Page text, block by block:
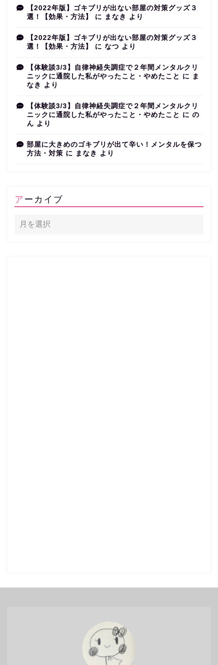
【2022年版】ゴキブリが出ない部屋の対策グッズ３
選！【効果・方法】
に まなき より
【2022年版】ゴキブリが出ない部屋の対策グッズ３
選！【効果・方法】
に なつ より
【体験談3/3】自律神経失調症で２年間メンタルクリ
ニックに通院した私がやったこと・やめたこと に
ま
なき
より
【体験談3/3】自律神経失調症で２年間メンタルクリ
ニックに通院した私がやったこと・やめたこと に の
ん より
部屋に大きめのゴキブリが出て辛い！メンタルを保つ
方法・対策 に まなき より
アーカイブ